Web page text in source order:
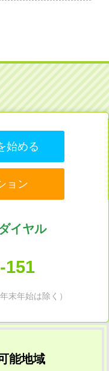
始める
ョン
イヤル
151
末年始は除く）
能地域